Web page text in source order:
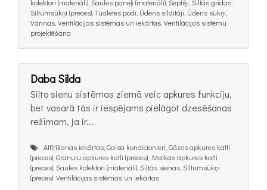
kolektori (materiāli), Saules paneļi (materiāli), Septiķi, Siltās grīdas,
Siltumsūkņi (preces), Tualetes podi, Ūdens sildītāji, Ūdens sūkņi,
Vannas, Ventilācijas sistēmas un iekārtas, Ventilācijas sistēmu
projektēšana
Daba Silda
Silto sienu sistēmas ziemā veic apkures funkciju,
bet vasarā tās ir iespējams pielāgot dzesēšanas
režīmam, ja ir...
Attīrīšanas iekārtas, Gaisa kondicionieri, Gāzes apkures katli
(preces), Granulu apkures katli (preces), Malkas apkures katli
(preces), Saules kolektori (materiāli), Siltās sienas, Siltumsūkņi
(preces), Ventilācijas sistēmas un iekārtas